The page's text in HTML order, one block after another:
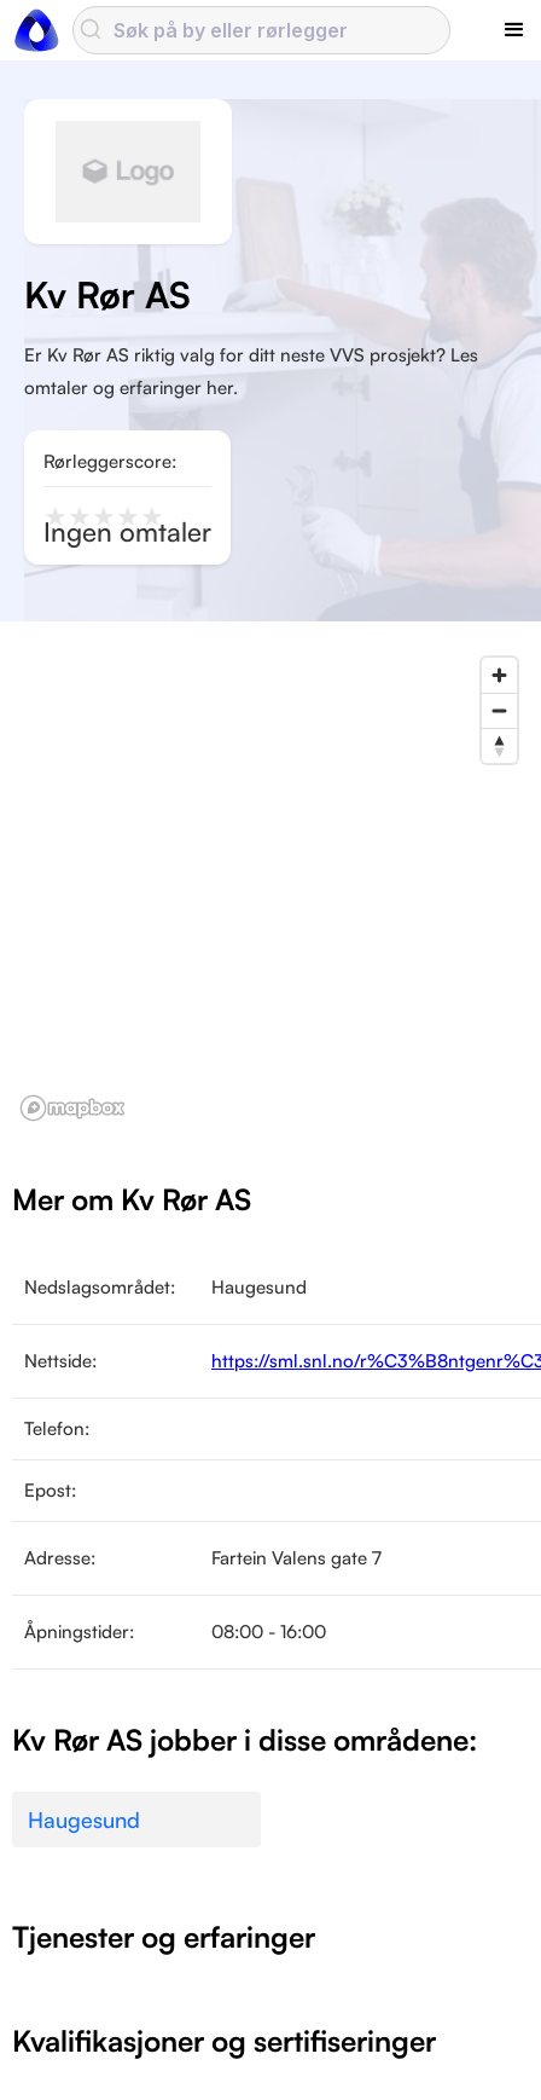
Rørleggerscore:
★ ★ ★ ★ ★
Ingen omtaler
Er Kv Rør AS riktig valg for ditt neste VVS prosjekt? Les
omtaler og erfaringer her.
Kv Rør AS
Mer om Kv Rør AS
Nedslagsområdet: Haugesund
Nettside: https://sml.snl.no/
Telefon:
Epost:
Adresse: Fartein Valens gate 7
Åpningstider: 08:00 - 16:00
Kv Rør AS jobber i disse områdene:
Haugesund
Tjenester og erfaringer
Kvalifikasjoner og sertifiseringer